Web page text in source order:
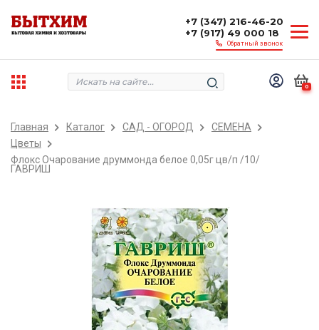
+7 (347) 216-46-20
+7 (917) 49 000 18
Обратный звонок
0
Главная Каталог САД - ОГОРОД
СЕМЕНА
Цветы
Флокс Очарование друммонда белое 0,05г цв/п /10/
ГАВРИШ